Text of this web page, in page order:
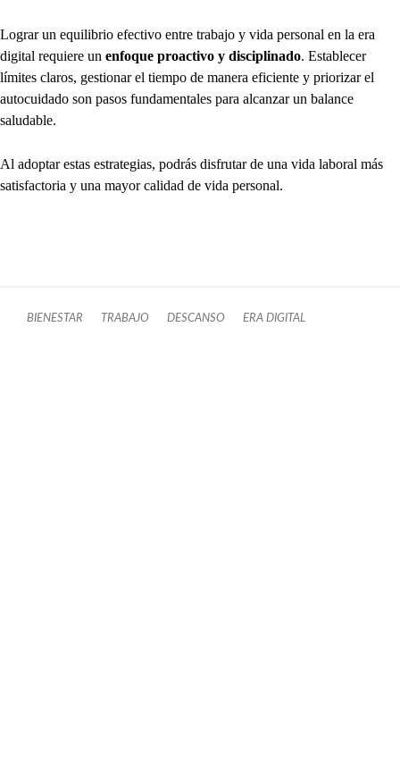
Lograr un equilibrio efectivo entre trabajo y vida personal en la era
digital requiere un enfoque proactivo y disciplinado. Establecer
límites claros, gestionar el tiempo de manera eficiente y priorizar el
autocuidado son pasos fundamentales para alcanzar un balance
saludable.
Al adoptar estas estrategias, podrás disfrutar de una vida laboral más
satisfactoria y una mayor calidad de vida personal.
BIENESTAR TRABAJO DESCANSO ERA DIGITAL